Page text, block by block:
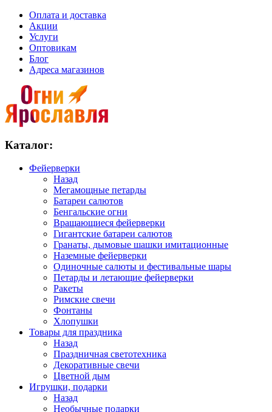
Оплата и доставка
Акции
Услуги
Оптовикам
Блог
Адреса магазинов
Каталог:
Фейерверки
Назад
Мегамощные петарды
Батареи салютов
Бенгальские огни
Вращающиеся фейерверки
Гигантские батареи салютов
Гранаты, дымовые шашки имитационные
Наземные фейерверки
Одиночные салюты и фестивальные шары
Петарды и летающие фейерверки
Ракеты
Римские свечи
Фонтаны
Хлопушки
Товары для праздника
Назад
Праздничная светотехника
Декоративные свечи
Цветной дым
Игрушки, подарки
Назад
Необычные подарки